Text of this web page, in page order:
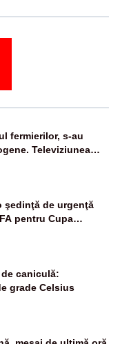
fermierilor, s-au
Televiziunea
calm – LIVE TEXT
şedinţă de urgenţă
pentru Cupa
de caniculă:
grade Celsius